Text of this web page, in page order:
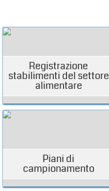
Registrazione
stabilimenti del settore
alimentare
Piani di
campionamento